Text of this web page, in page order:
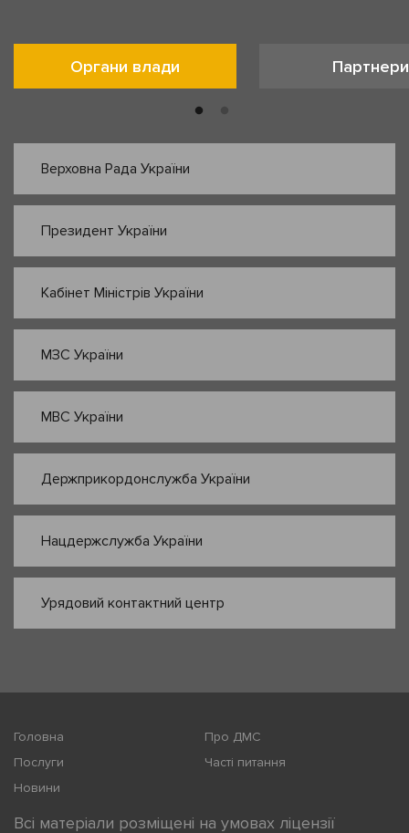
Органи влади Партнери
Верховна Рада України
Президент України
Кабінет Міністрів України
МЗС України
МВС України
Держприкордонслужба України
Нацдержслужба України
Урядовий контактний центр
Головна
Про ДМС
Послуги
Часті питання
Новини
Всі матеріали розміщені на умовах ліцензії